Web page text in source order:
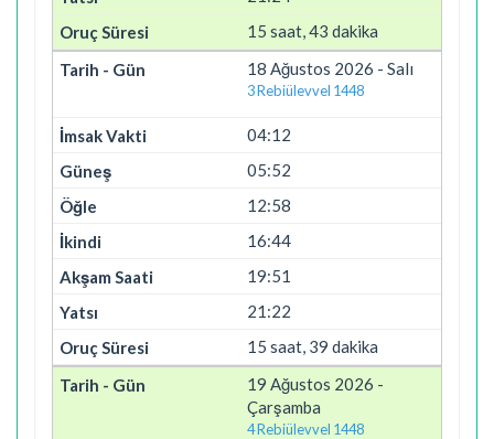
15 saat, 43 dakika
18 Ağustos 2026 - Salı
3 Rebiülevvel 1448
04:12
05:52
12:58
16:44
19:51
21:22
15 saat, 39 dakika
19 Ağustos 2026 -
Çarşamba
4 Rebiülevvel 1448